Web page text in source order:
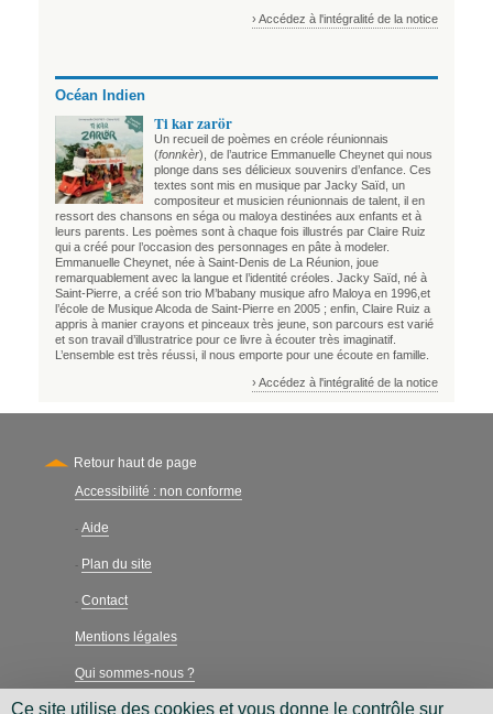
› Accédez à l'intégralité de la notice
Océan Indien
Ti kar zarör
Un recueil de poèmes en créole réunionnais
(fonnkèr), de l’autrice Emmanuelle Cheynet qui nous
plonge dans ses délicieux souvenirs d’enfance. Ces
textes sont mis en musique par Jacky Saïd, un
compositeur et musicien réunionnais de talent, il en
ressort des chansons en séga ou maloya destinées aux enfants et à
leurs parents. Les poèmes sont à chaque fois illustrés par Claire Ruiz
qui a créé pour l’occasion des personnages en pâte à modeler.
Emmanuelle Cheynet, née à Saint-Denis de La Réunion, joue
remarquablement avec la langue et l’identité créoles. Jacky Saïd, né à
Saint-Pierre, a créé son trio M’babany musique afro Maloya en 1996,et
l’école de Musique Alcoda de Saint-Pierre en 2005 ; enfin, Claire Ruiz a
appris à manier crayons et pinceaux très jeune, son parcours est varié
et son travail d’illustratrice pour ce livre à écouter très imaginatif.
L’ensemble est très réussi, il nous emporte pour une écoute en famille.
› Accédez à l'intégralité de la notice
Retour haut de page
Secondary
Accessibilité : non conforme
- Aide
- Plan du site
- Contact
Mentions légales
Qui sommes-nous ?
Charte néthique
Ce site utilise des cookies et vous donne le contrôle sur